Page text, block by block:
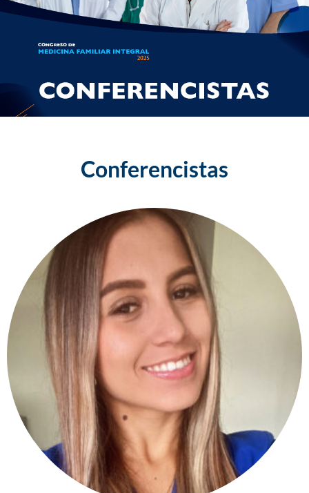
Conferencistas